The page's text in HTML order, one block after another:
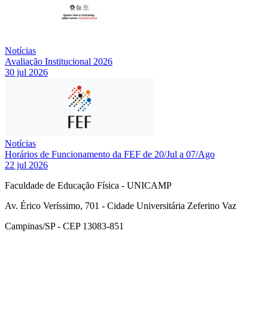
Notícias
Avaliação Institucional 2026
30 jul 2026
Notícias
Horários de Funcionamento da FEF de 20/Jul a 07/Ago
22 jul 2026
Faculdade de Educação Física - UNICAMP
Av. Érico Veríssimo, 701 - Cidade Universitária Zeferino Vaz
Campinas/SP - CEP 13083-851